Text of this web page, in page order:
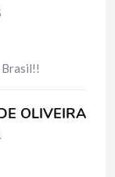
Brasil!!
OLIVEIRA